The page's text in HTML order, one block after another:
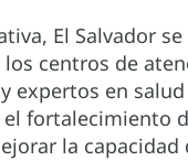
El Salvador
centros de
expertos en
fortalecimiento
la capacidad